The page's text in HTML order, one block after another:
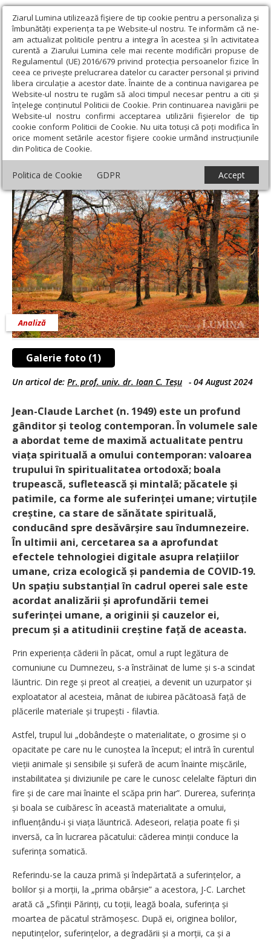
Ziarul Lumina utilizează fişiere de tip cookie pentru a personaliza și
îmbunătăți experiența ta pe Website-ul nostru. Te informăm că ne-
am actualizat politicile pentru a integra în acestea și în activitatea
curentă a Ziarului Lumina cele mai recente modificări propuse de
Regulamentul (UE) 2016/679 privind protecția persoanelor fizice în
ceea ce privește prelucrarea datelor cu caracter personal și privind
libera circulație a acestor date. Înainte de a continua navigarea pe
Website-ul nostru te rugăm să aloci timpul necesar pentru a citi și
înțelege conținutul Politicii de Cookie. Prin continuarea navigării pe
Website-ul nostru confirmi acceptarea utilizării fişierelor de tip
cookie conform Politicii de Cookie. Nu uita totuși că poți modifica în
orice moment setările acestor fişiere cookie urmând instrucțiunile
din Politica de Cookie.
Politica de Cookie GDPR Accept
Ziarul Lumina › Societate › Analiză › Descifrând sensurile
profunde ale suferinței
Descifrând sensurile profunde ale
suferinței
Galerie foto (1)
Analiză
Un articol de: Pr. prof. univ. dr. Ioan C. Teșu - 04 August 2024
Jean-Claude Larchet (n. 1949) este un profund
gânditor și teolog contemporan. În volumele sale
a abordat teme de maximă actualitate pentru
viața spirituală a omului contemporan: valoarea
trupului în spiritualitatea ortodoxă; boala
trupească, sufletească și mintală; păcatele și
patimile, ca forme ale suferinței umane; virtuțile
creștine, ca stare de sănătate spirituală,
conducând spre desăvârșire sau îndumnezeire.
În ultimii ani, cercetarea sa a aprofundat
efectele tehnologiei digitale asupra relațiilor
umane, criza ecologică și pandemia de COVID-19.
Un spațiu substanțial în cadrul operei sale este
acordat analizării și aprofundării temei
suferinței umane, a originii și cauzelor ei,
precum și a atitudinii creștine față de aceasta.
Prin experiența căderii în păcat, omul a rupt legătura de
comuniune cu Dumnezeu, s-a înstrăinat de lume și s-a scindat
lăuntric. Din rege și preot al creației, a devenit un uzurpator și
exploatator al acesteia, mânat de iubirea păcătoasă față de
plăcerile materiale și trupești - filavtia.
Astfel, trupul lui „dobândește o materialitate, o grosime și o
opacitate pe care nu le cunoștea la început; el intră în curentul
vieții animale și sensibile și suferă de acum înainte mișcările,
instabilitatea și diviziunile pe care le cunosc celelalte făpturi din
fire și de care mai înainte el scăpa prin har”. Durerea, sufe­rința
și boala se cuibăresc în această materialitate a omului,
influențându-i și viața lăuntrică. Adeseori, relația poate fi și
inversă, ca în lucrarea păcatului: căderea minții conduce la
suferința somatică.
Referindu-se la cauza primă și îndepărtată a suferințelor, a
bolilor și a morții, la „prima obârșie” a acestora, J-C. Larchet
arată că „Sfinții Părinți, cu toții, leagă boala, suferința și
moartea de păcatul strămoșesc. După ei, originea bolilor,
neputințelor, suferințelor, a degradării și a morții, ca și a